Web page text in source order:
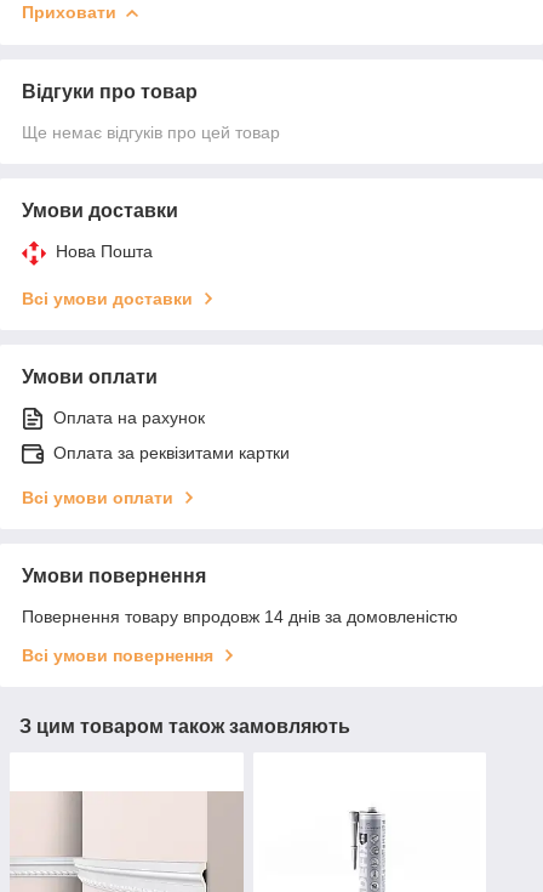
Приховати
Відгуки про товар
Ще немає відгуків про цей товар
Умови доставки
Нова Пошта
Всі умови доставки
Умови оплати
Оплата на рахунок
Оплата за реквізитами картки
Всі умови оплати
Умови повернення
Повернення товару впродовж 14 днів за домовленістю
Всі умови повернення
З цим товаром також замовляють